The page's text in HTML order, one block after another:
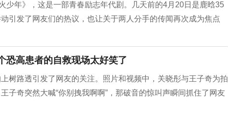
少年》，这是一部青春励志年代剧。几天前的4月20日是鹿晗35
引发了网友们的热议，也让关于两人分手的传闻再次成为焦点
恐高患者的自救现场太好笑了
树路透引发了网友的关注。照片和视频中，关晓彤与王子奇为拍
子奇突然大喊“你别拽我啊啊”，那破音的惊叫声瞬间抓住了网友